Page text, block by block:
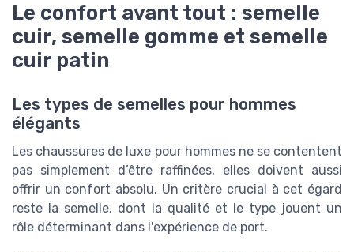
Le confort avant tout : semelle
cuir, semelle gomme et semelle
cuir patin
Les types de semelles pour hommes
élégants
Les chaussures de luxe pour hommes ne se contentent
pas simplement d’être raffinées, elles doivent aussi
offrir un confort absolu. Un critère crucial à cet égard
reste la semelle, dont la qualité et le type jouent un
rôle déterminant dans l'expérience de port.